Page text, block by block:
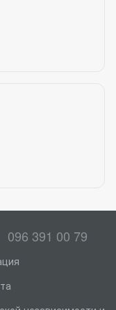
096 391 00 79